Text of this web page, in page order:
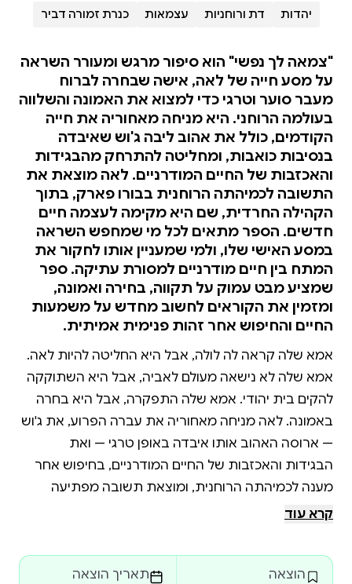
יהדות דת ורוחניות עצמאות כנרת זמורה דביר
"צמאה לך נפשי" הוא סיפור מרגש ומעורר השראה
על מסע חייה של לאה, אישה שבחרה לברוח
מעבר סוער וטרגי כדי למצוא את האמונה והשלווה
בעולמה הרוחני. היא מניחה מאחוריה את חייה
הקודמים, כולל את אהוב ליבה ג'וש שאיבדה
בנסיבות כואבות, ומחליטה להתרחק מהבגידות
והאכזבות של החיים המודרניים. לאה מוצאת את
התשובה לכמיהתה הרוחנית בבורו פארק, בתוך
הקהילה החרדית, שם היא מקימה לעצמה חיים
חדשים. הספר מתאים לכל מי שמחפש השראה
במסע האישי שלו, ולמי שמעניין אותו לחקור את
המתח בין חיים מודרניים למסורת עתיקה. ספר
שמציע מבט עמוק על תקווה, בחירה ואמונה,
ומזמין את הקוראים לחשוב מחדש על משמעות
החיים והחיפוש אחר זהות פנימית אמיתית.
אמא שלה קראה לה לולה, אבל היא החליטה להיות לאה.
אמא שלה לא נישאה מעולם לאביה, אבל היא השתוקקה
להקים בית יהודי. אמא שלה התפקרה, אבל היא בחרה
באמונה. לאה מניחה מאחוריה את עברה הפרוע, את ג'וש
— ארוסה האהוב אותו איבדה באופן טרגי — ואת
הבגידות והאכזבות של החיים המודרניים, בחיפוש אחר
מענה לכמיהתה הרוחנית, ומוצאת תשובה מפתיעה
בבורו פארק, בחיק העדה החרדית.
קרא עוד
הוצאה
תאריך הוצאה